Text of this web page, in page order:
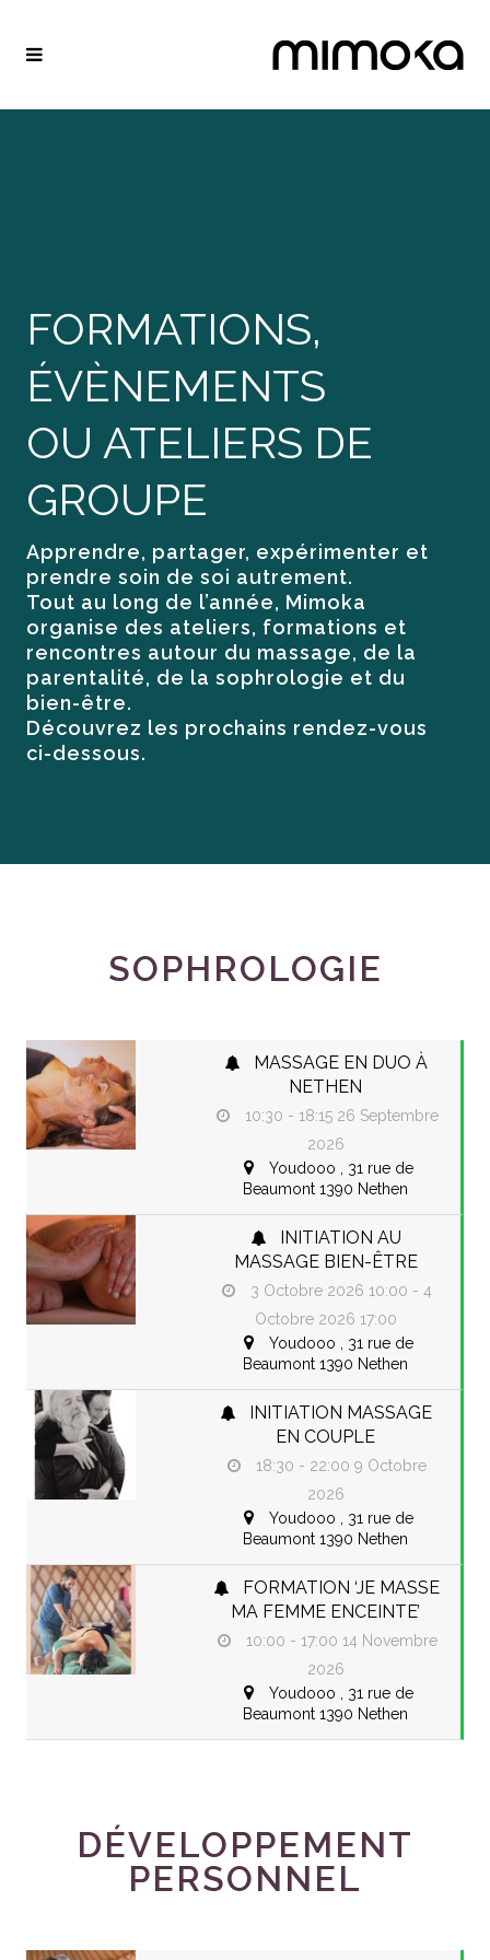
FORMATIONS,
ÉVÈNEMENTS
OU ATELIERS DE
GROUPE
Apprendre, partager, expérimenter et
prendre soin de soi autrement.
Tout au long de l’année, Mimoka
organise des ateliers, formations et
rencontres autour du massage, de la
parentalité, de la sophrologie et du
bien-être.
Découvrez les prochains rendez-vous
ci-dessous.
SOPHROLOGIE
MASSAGE EN DUO À
NETHEN
10:30 - 18:15 26 Septembre
2026
Youdooo , 31 rue de
Beaumont 1390 Nethen
INITIATION AU
MASSAGE BIEN-ÊTRE
3 Octobre 2026 10:00 - 4
Octobre 2026 17:00
Youdooo , 31 rue de
Beaumont 1390 Nethen
INITIATION MASSAGE
EN COUPLE
18:30 - 22:00 9 Octobre
2026
Youdooo , 31 rue de
Beaumont 1390 Nethen
FORMATION ‘JE MASSE
MA FEMME ENCEINTE’
10:00 - 17:00 14 Novembre
2026
Youdooo , 31 rue de
Beaumont 1390 Nethen
DÉVELOPPEMENT
PERSONNEL